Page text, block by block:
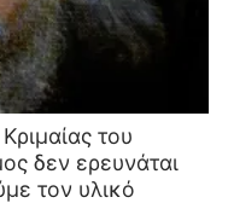
του
δεν ερευνάται
τον υλικό